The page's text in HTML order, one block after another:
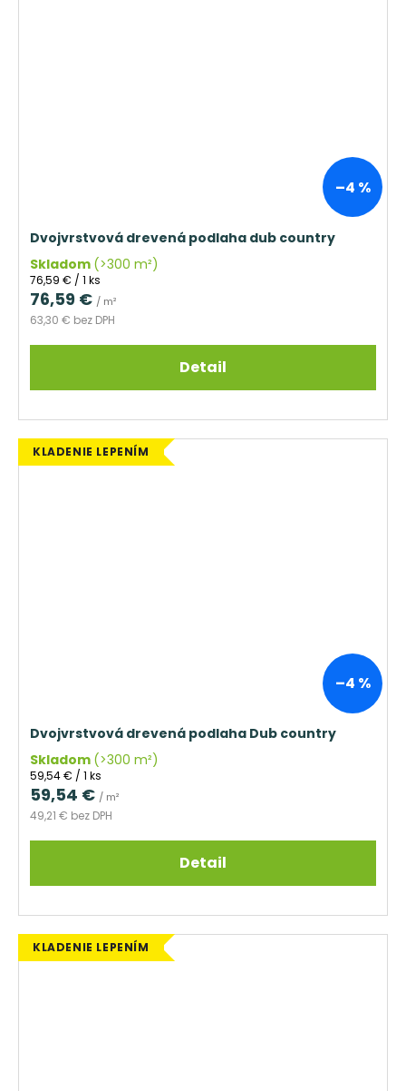
–4 %
Dvojvrstvová drevená podlaha dub country
Skladom (>300 m²)
63,30 € bez DPH
76,59 € / m²
Jednotková
cena:
76,59 € / 1 ks
Detail
KLADENIE LEPENÍM
–4 %
Dvojvrstvová drevená podlaha Dub country
Skladom (>300 m²)
49,21 € bez DPH
59,54 € / m²
Jednotková
cena:
59,54 € / 1 ks
Detail
KLADENIE LEPENÍM